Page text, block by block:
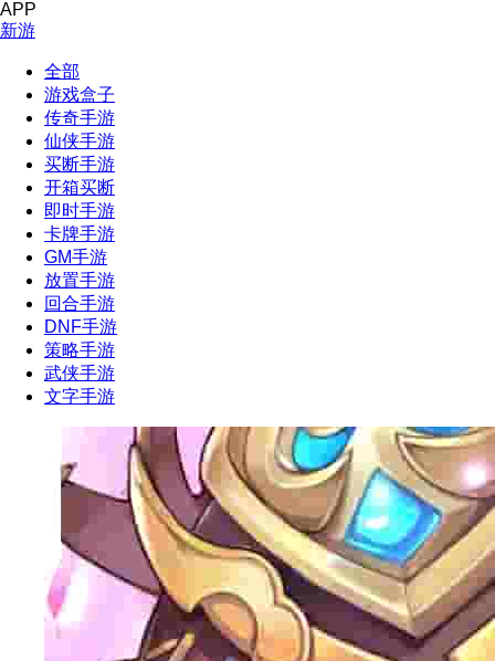
APP
新游
全部
游戏盒子
传奇手游
仙侠手游
买断手游
开箱买断
即时手游
卡牌手游
GM手游
放置手游
回合手游
DNF手游
策略手游
武侠手游
文字手游